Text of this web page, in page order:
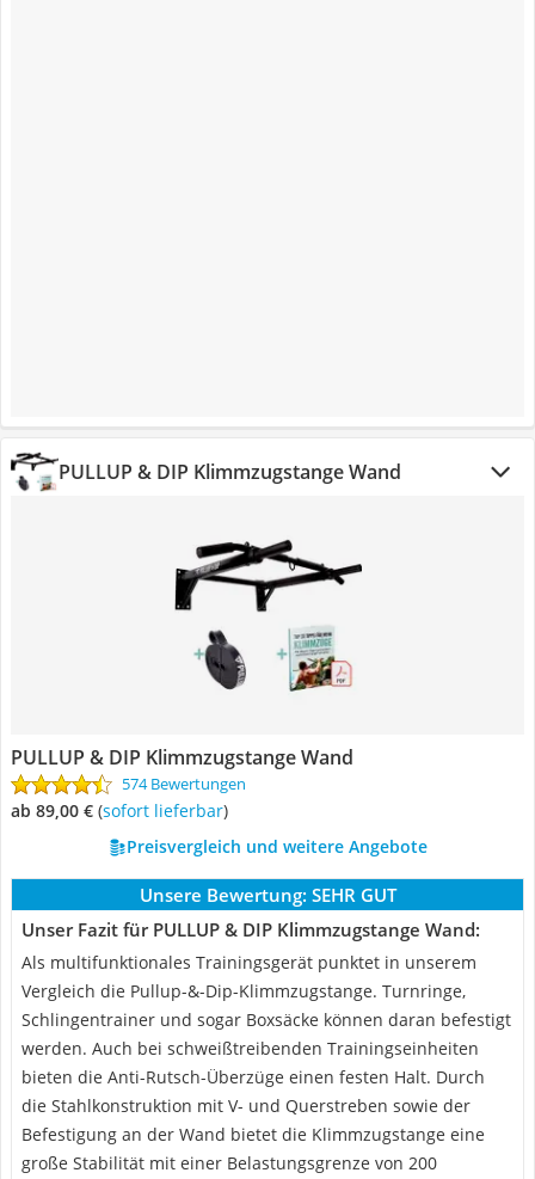
PULLUP & DIP Klimmzugstange Wand
PULLUP & DIP Klimmzugstange Wand
574 Bewertungen
ab 89,00 € ( Sofort lieferbar)
Preisvergleich und weitere Angebote
Unsere Bewertung: SEHR GUT
Unser Fazit für PULLUP & DIP Klimmzugstange Wand:
Als multifunktionales Trainingsgerät punktet in unserem
Vergleich die Pullup-&-Dip-Klimmzugstange. Turnringe,
Schlingentrainer und sogar Boxsäcke können daran befestigt
werden. Auch bei schweißtreibenden Trainingseinheiten
bieten die Anti-Rutsch-Überzüge einen festen Halt. Durch
die Stahlkonstruktion mit V- und Querstreben sowie der
Befestigung an der Wand bietet die Klimmzugstange eine
große Stabilität mit einer Belastungsgrenze von 200